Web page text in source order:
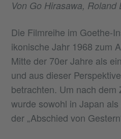
Von Go Hirasawa, Roland
Die Filmreihe im Goethe-
ikonische Jahr 1968 zum
Mitte der 70er Jahre als
und aus dieser
betrachten. Um nach dem
wurde sowohl in Japan
der „Abschied von